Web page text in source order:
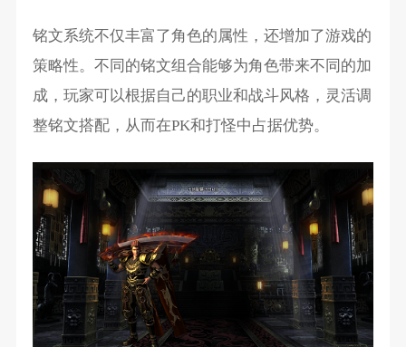
铭文系统不仅丰富了角色的属性，还增加了游戏的
策略性。不同的铭文组合能够为角色带来不同的加
成，玩家可以根据自己的职业和战斗风格，灵活调
整铭文搭配，从而在PK和打怪中占据优势。